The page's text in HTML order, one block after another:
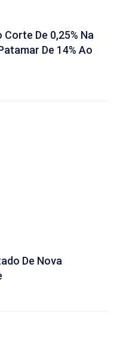
De 0,25% Na
De 14% Ao
De Nova